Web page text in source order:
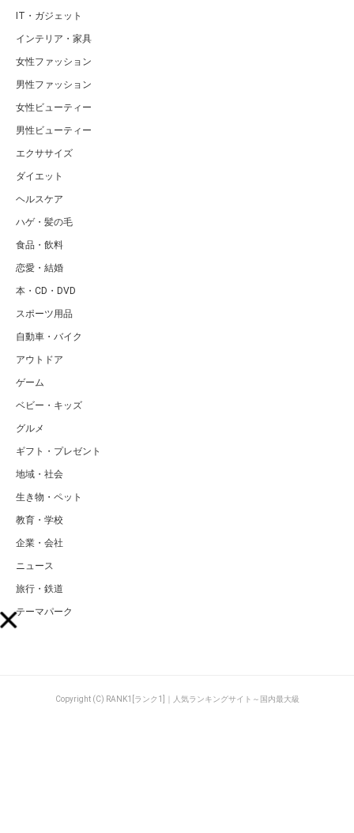
IT・ガジェット
インテリア・家具
女性ファッション
男性ファッション
女性ビューティー
男性ビューティー
エクササイズ
ダイエット
ヘルスケア
ハゲ・髪の毛
食品・飲料
恋愛・結婚
本・CD・DVD
スポーツ用品
自動車・バイク
アウトドア
ゲーム
ベビー・キッズ
グルメ
ギフト・プレゼント
地域・社会
生き物・ペット
教育・学校
企業・会社
ニュース
旅行・鉄道
テーマパーク
Copyright (C) RANK1[ランク1]｜人気ランキングサイト～国内最大級